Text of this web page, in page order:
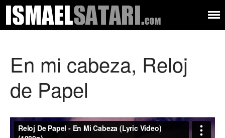
Audiovisual
Letras
Sobre mí
compositor –
En mi cabeza, Reloj
de Papel